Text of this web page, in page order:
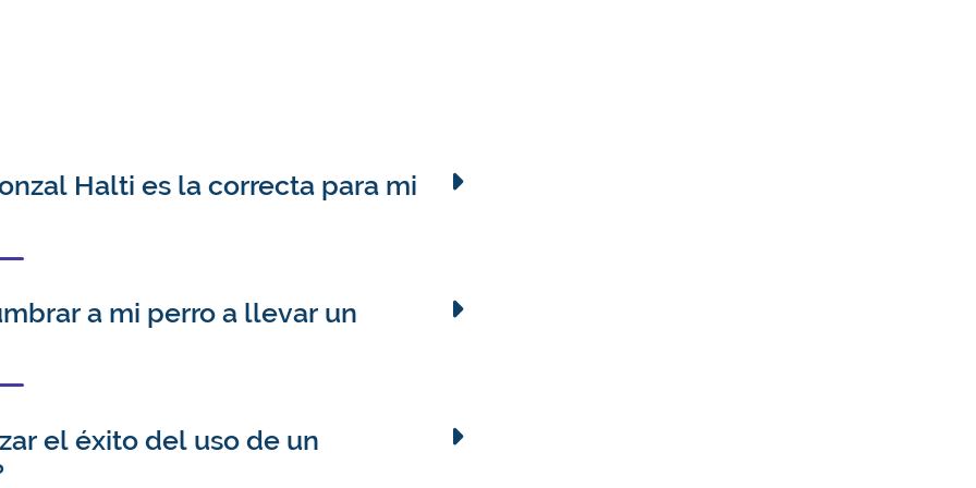
Halti es la correcta para mi
amigo peludo, consulta la guía de
a mi perro a llevar un
le resultará extraño llevar un
normal. Te animamos a
el éxito del uso de un